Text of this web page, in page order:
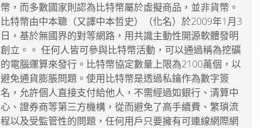
幣，而多數國家則認為比特幣屬於虛擬商品，並非貨幣。
比特幣由中本聰（又譯中本哲史）（化名）於2009年1月3
日，基於無國界的對等網路，用共識主動性開源軟體發明
創立。。 任何人皆可參與比特幣活動，可以通過稱為挖礦
的電腦運算來發行。比特幣協定數量上限為2100萬個，以
避免通貨膨脹問題。使用比特幣是透過私鑰作為數字簽
名，允許個人直接支付給他人，不需經過如銀行、清算中
心、證券商等第三方機構，從而避免了高手續費、繁瑣流
程以及受監管性的問題，任何用戶只要擁有可連線網際網